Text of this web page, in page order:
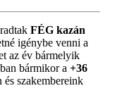
FÉG kazán
igénybe venni a
az év bármelyik
bármikor a +36
és szakembereink